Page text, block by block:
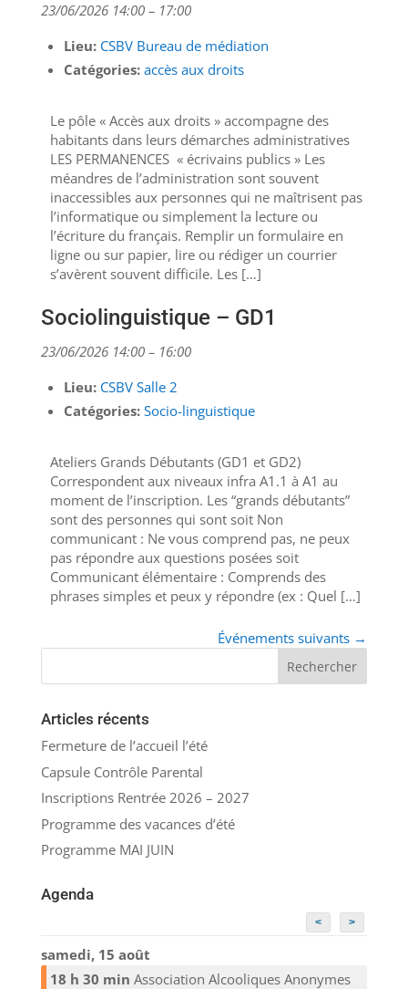
23/06/2026 14:00– 17:00
Lieu: CSBV Bureau de médiation
Catégories: accès aux droits
Le pôle « Accès aux droits » accompagne des
habitants dans leurs démarches administratives
LES PERMANENCES « écrivains publics » Les
méandres de l’administration sont souvent
inaccessibles aux personnes qui ne maîtrisent pas
l’informatique ou simplement la lecture ou
l’écriture du français. Remplir un formulaire en
ligne ou sur papier, lire ou rédiger un courrier
s’avèrent souvent difficile. Les […]
Sociolinguistique – GD1
23/06/2026 14:00– 16:00
Lieu: CSBV Salle 2
Catégories: Socio-linguistique
Ateliers Grands Débutants (GD1 et GD2)
Correspondent aux niveaux infra A1.1 à A1 au
moment de l’inscription. Les “grands débutants”
sont des personnes qui sont soit Non
communicant : Ne vous comprend pas, ne peux
pas répondre aux questions posées soit
Communicant élémentaire : Comprends des
phrases simples et peux y répondre (ex : Quel […]
Événements suivants →
Articles récents
Fermeture de l’accueil l’été
Capsule Contrôle Parental
Inscriptions Rentrée 2026 – 2027
Programme des vacances d’été
Programme MAI JUIN
Agenda
< >
samedi, 15 août
18 h 30 min Association Alcooliques Anonymes